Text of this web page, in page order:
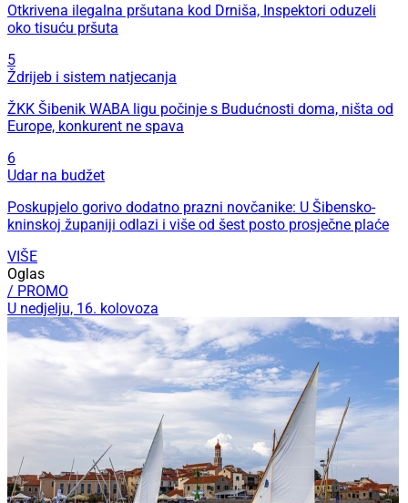
Otkrivena ilegalna pršutana kod Drniša, Inspektori oduzeli
oko tisuću pršuta
5
Ždrijeb i sistem natjecanja
ŽKK Šibenik WABA ligu počinje s Budućnosti doma, ništa od
Europe, konkurent ne spava
6
Udar na budžet
Poskupjelo gorivo dodatno prazni novčanike: U Šibensko-
kninskoj županiji odlazi i više od šest posto prosječne plaće
VIŠE
Oglas
/ PROMO
U nedjelju, 16. kolovoza